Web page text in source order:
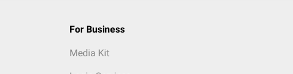
For Business
Media Kit